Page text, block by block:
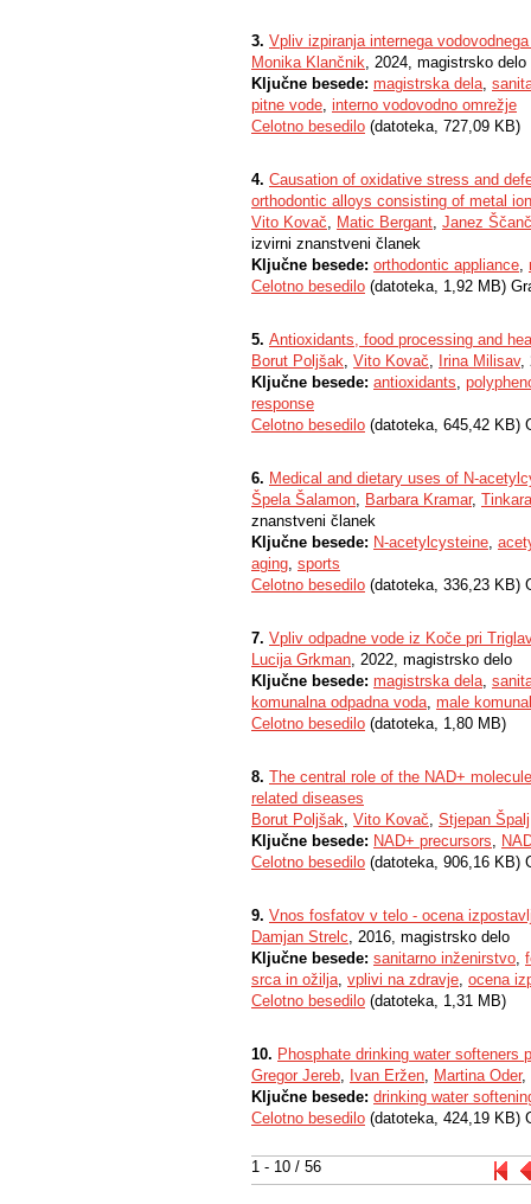
1 - 10 / 56
3. Vpliv izpiranja internega
Monika Klančnik, 2024, magistrsko delo
Ključne besede: magistrska dela,
pitne vode, interno vodovodno omrežje
Celotno besedilo (datoteka, 727,09 KB)
4. Causation of oxidative stress and
orthodontic alloys consisting of metal
Vito Kovač, Matic Bergant, Janez
izvirni znanstveni članek
Ključne besede: orthodontic appliance,
Celotno besedilo (datoteka, 1,92 MB)
5. Antioxidants, food processing and
Borut Poljšak, Vito Kovač, Irina Milisav,
Ključne besede: antioxidants,
response
Celotno besedilo (datoteka, 645,42 KB)
6. Medical and dietary uses of N-
Špela Šalamon, Barbara Kramar,
znanstveni članek
Ključne besede: N-acetylcysteine,
aging, sports
Celotno besedilo (datoteka, 336,23 KB)
7. Vpliv odpadne vode iz Koče pri
Lucija Grkman, 2022, magistrsko delo
Ključne besede: magistrska dela,
komunalna odpadna voda, male
Celotno besedilo (datoteka, 1,80 MB)
8. The central role of the NAD+
related diseases
Borut Poljšak, Vito Kovač, Stjepan Špalj
Ključne besede: NAD+ precursors,
Celotno besedilo (datoteka, 906,16 KB)
9. Vnos fosfatov v telo - ocena
Damjan Strelc, 2016, magistrsko delo
Ključne besede: sanitarno inženirstvo,
srca in ožilja, vplivi na zdravje, ocena
Celotno besedilo (datoteka, 1,31 MB)
10. Phosphate drinking water softeners
Gregor Jereb, Ivan Eržen, Martina Oder,
Ključne besede: drinking water
Celotno besedilo (datoteka, 424,19 KB)